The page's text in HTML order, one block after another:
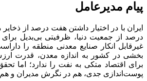
پیام مدیرعامل
ایران با در اختیار داشتن هفت درصد از
درصد از جمعیت دنیا، ظرفیتی بی‌بدیل
غیرقابل انکار صنایع معدنی منطقه را
بخشی در کشور به اندازه معدن، قدرت
برای اقتصاد متکی به نفت را ندارد؛ اما
پوست‌اندازی جدی، هم در نگرش مدیران و